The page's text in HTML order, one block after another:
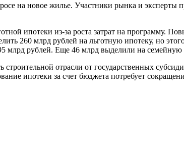
на новое жилье. Участники рынка и
ипотеки из-за роста затрат на программу.
260 млрд рублей на льготную ипотеку, но
млрд рублей. Еще 46 млрд выделили на
строительной отрасли от государственных
ипотеки за счет бюджета потребует